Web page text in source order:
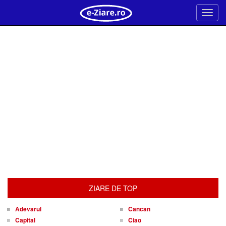
Meniu
ZIARE DE TOP
Adevarul
Cancan
Capital
Ciao